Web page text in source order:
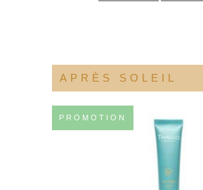
APRÈS SOLEIL
PROMOTION